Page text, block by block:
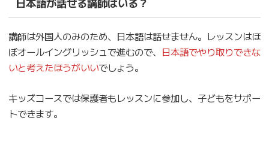
講師は外国人のみのため、日本語は話せません。レッスンはほ
ぼオールイングリッシュで進むので、 日本語でやり取りできな
いと考えたほうがいいでしょう。
キッズコースでは保護者もレッスンに参加し、子どもをサポー
トできます。